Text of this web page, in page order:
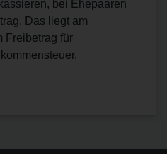
bei Ehepaaren
Das liegt am
Freibetrag für